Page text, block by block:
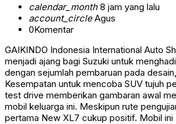
calendar_month8 jam yang lalu
account_circleAgus
0Komentar
GAIKINDO Indonesia International Auto
menjadi ajang bagi Suzuki untuk
dengan sejumlah pembaruan pada
Kesempatan untuk mencoba SUV tujuh
test drive memberikan gambaran awal
mobil keluarga ini. Meskipun rute
pertama New XL7 cukup positif. Mobil